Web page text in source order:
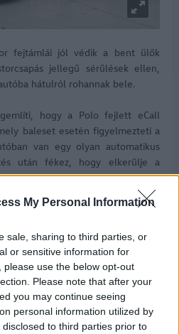
My Personal Information
sale, sharing to third parties, or
or sensitive information for
use the below opt-out
Please note that after your
you may continue seeing
personal information utilized by
to third parties prior to
fejtámlái jól védik a bent ülők
jellegű sérülések ellen,
hátulról rohannak bele.
hogy a Polo fejlett eCall
baleset esetén figyelmezteti a
van egy olyan automatikus
után fékez, hogy elkerülje a